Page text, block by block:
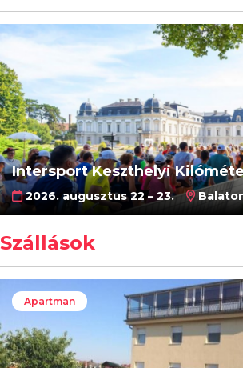
Intersport Keszthelyi
2026. augusztus 22 – 23.
Szállások
Apartman